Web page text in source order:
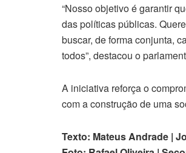
“Nosso objetivo é garantir
das políticas públicas.
buscar, de forma conjunta,
todos”, destacou o
A iniciativa reforça o
com a construção de uma
Texto: Mateus Andrade |